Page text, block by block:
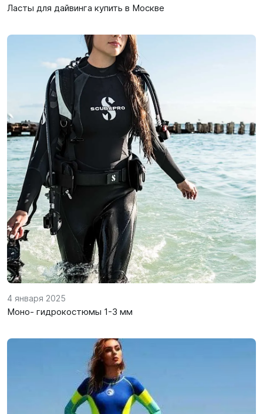
Ласты для дайвинга купить в Москве
4 января 2025
Моно- гидрокостюмы 1-3 мм